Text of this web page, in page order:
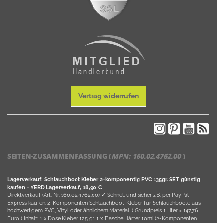
Vertrag widerrufen
SEITEN-ZUSAMMENFASSUNG (MPN: 160.02.4762.00)
Lagerverkauf: Schlauchboot Kleber 2-komponentig PVC 135gr. SET günstig
kaufen - YERD Lagerverkauf, 18,90 €
Direktverkauf (Art. Nr. 160.02.4762.00) ✓ Schnell und sicher z.B. per PayPal
Express kaufen. 2-Komponenten Schlauchboot-Kleber für Schlauchboote aus
hochwertigem PVC, Vinyl oder ähnlichem Material. ( Grundpreis 1 Liter = 147,76
Euro ) Inhalt: 1 x Dose Kleber 125 gr. 1 x Flasche Härter 10ml (2-Komponenten